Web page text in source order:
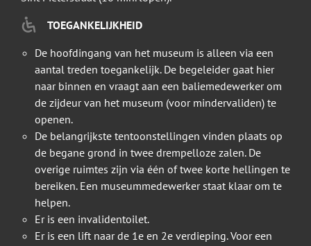
TOEGANKELIJKHEID
De hoofdingang van het museum is alleen via een
aantal treden toegankelijk. De begeleider gaat hier
naar binnen en vraagt aan een baliemedewerker om
de zijdeur van het museum (voor mindervaliden) te
openen.
De belangrijkste tentoonstellingen vinden plaats op
de begane grond in twee drempelloze zalen. De
overige ruimtes zijn via één of twee korte hellingen te
bereiken. Een museummedewerker staat klaar om te
helpen.
Er is een invalidentoilet.
Er is een lift naar de 1e en 2e verdieping. Voor een